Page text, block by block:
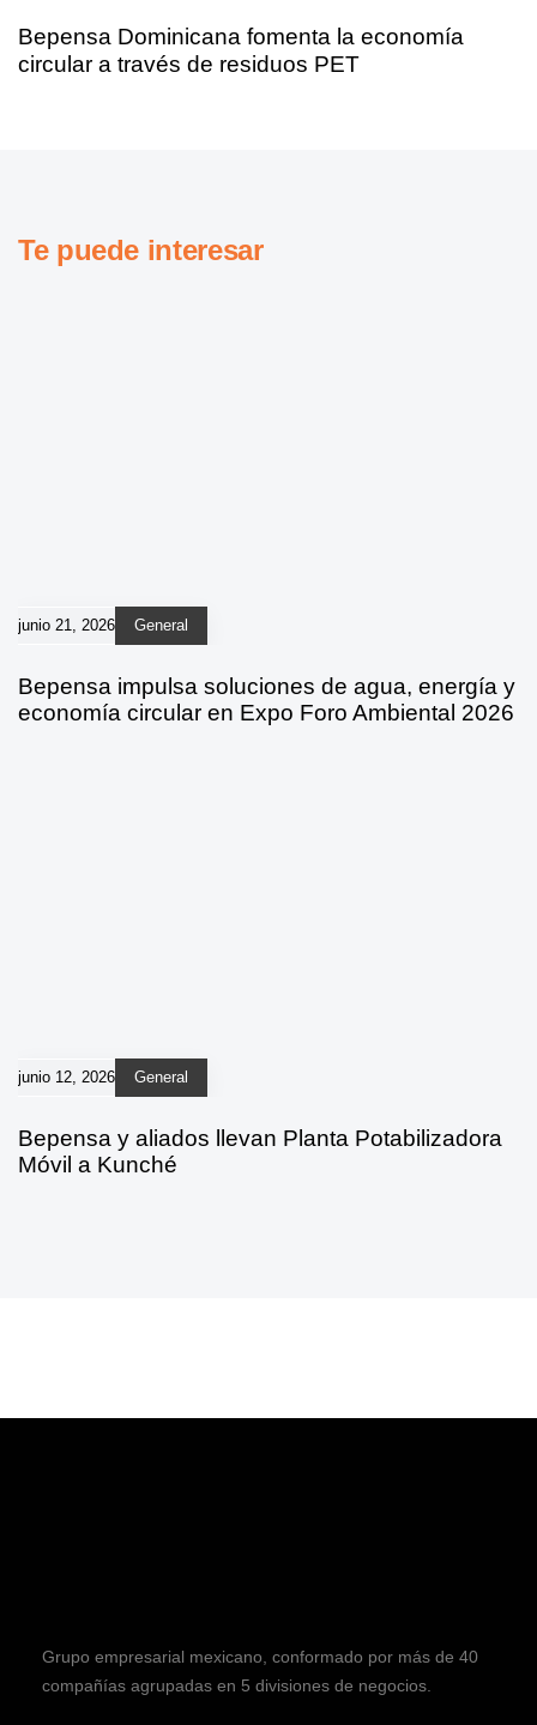
Bepensa Dominicana fomenta la economía
circular a través de residuos PET
Te puede interesar
junio 21, 2026 General
Bepensa impulsa soluciones de agua, energía y
economía circular en Expo Foro Ambiental 2026
junio 12, 2026 General
Bepensa y aliados llevan Planta Potabilizadora
Móvil a Kunché
Grupo empresarial mexicano, conformado por más de 40
compañías agrupadas en 5 divisiones de negocios.